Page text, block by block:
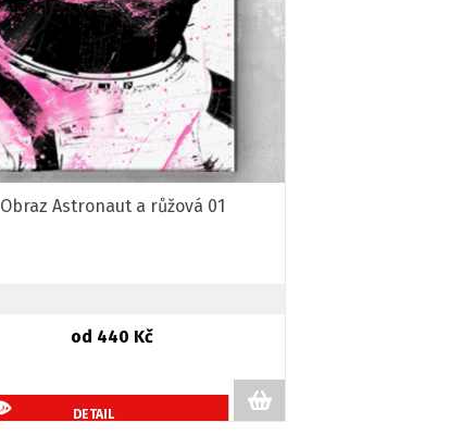
Obraz Astronaut a růžová 01
od 440 Kč
DETAIL